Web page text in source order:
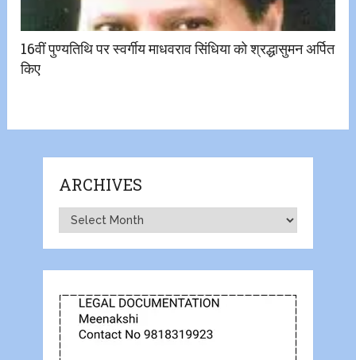
16वीं पुण्यतिथि पर स्वर्गीय माधवराव सिंधिया को श्रद्धासुमन अर्पित
किए
ARCHIVES
Archives